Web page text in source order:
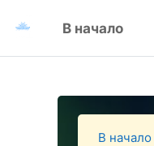
В начало
В начало